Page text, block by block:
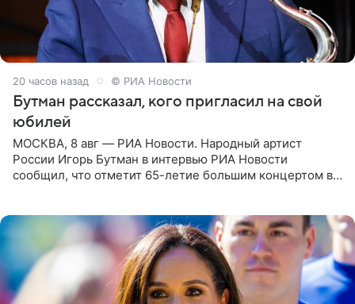
20 часов назад © РИА Новости
Бутман рассказал, кого пригласил на свой
юбилей
МОСКВА, 8 авг — РИА Новости. Народный артист
России Игорь Бутман в интервью РИА Новости
сообщил, что отметит 65-летие большим концертом в